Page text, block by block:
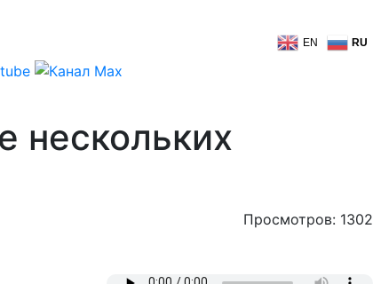
EN RU
нескольких
Просмотров: 1302